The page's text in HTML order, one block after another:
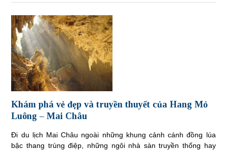
Khám phá vẻ đẹp và truyền thuyết của Hang Mỏ
Luông – Mai Châu
Đi du lịch Mai Châu ngoài những khung cảnh cánh đồng lúa
bậc thang trùng điệp, những ngôi nhà sàn truyền thống hay